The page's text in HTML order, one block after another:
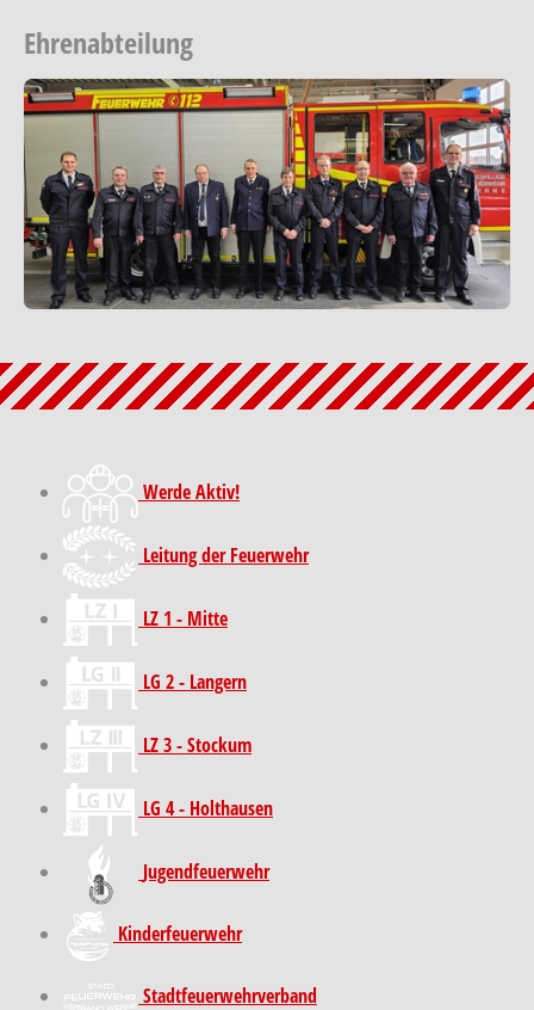
Ehrenabteilung
Show larger version
Werde Aktiv!
Leitung der Feuerwehr
LZ 1 - Mitte
LG 2 - Langern
LZ 3 - Stockum
LG 4 - Holthausen
Jugendfeuerwehr
Kinder­feuer­wehr
Stadt­feuer­wehr­verband